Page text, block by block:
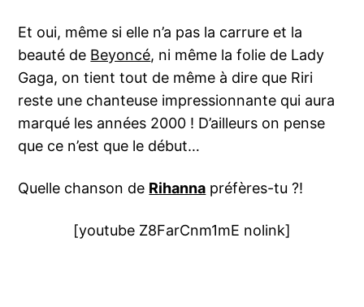
Et oui, même si elle n’a pas la carrure et la
beauté de Beyoncé, ni même la folie de Lady
Gaga, on tient tout de même à dire que Riri
reste une chanteuse impressionnante qui aura
marqué les années 2000 ! D’ailleurs on pense
que ce n’est que le début…
Quelle chanson de Rihanna préfères-tu ?!
[youtube Z8FarCnm1mE nolink]